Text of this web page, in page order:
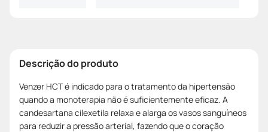
Descrição do produto
Venzer HCT é indicado para o tratamento da hipertensão
quando a monoterapia não é suficientemente eficaz. A
candesartana cilexetila relaxa e alarga os vasos sanguíneos
para reduzir a pressão arterial, fazendo que o coração